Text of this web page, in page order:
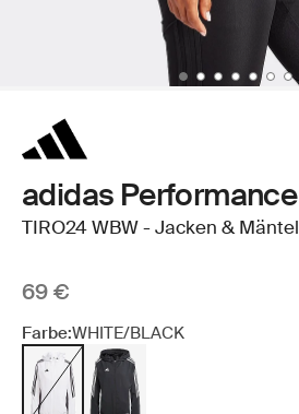
adidas Performance
TIRO24 WBW - Jacken & Mäntel
69 €
Farbe:WHITE/BLACK